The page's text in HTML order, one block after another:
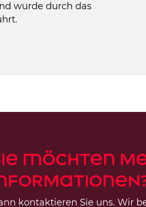
wurde durch das
möchten
kontaktieren Sie uns. Wir